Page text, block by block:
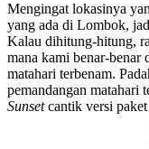
Mengingat lokasinya
yang ada di Lombok,
Kalau dihitung-hitung,
mana kami benar-benar
matahari terbenam.
pemandangan matahari
Sunsetcantik versi